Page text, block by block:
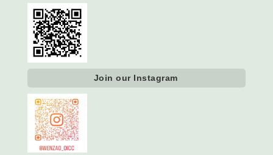
Join our Instagram